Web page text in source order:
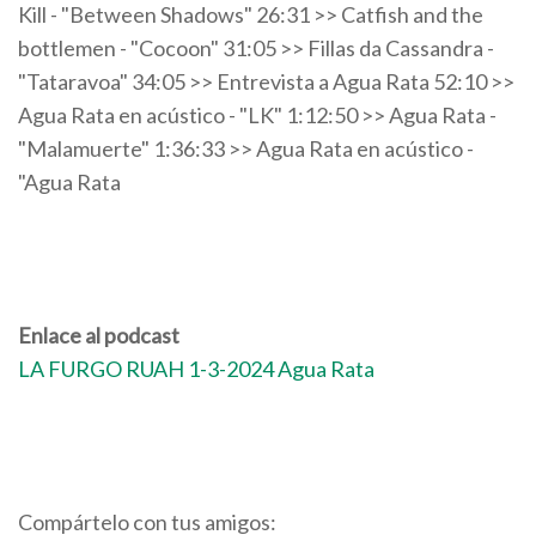
Kill - "Between Shadows" 26:31 >> Catfish and the
bottlemen - "Cocoon" 31:05 >> Fillas da Cassandra -
"Tataravoa" 34:05 >> Entrevista a Agua Rata 52:10 >>
Agua Rata en acústico - "LK" 1:12:50 >> Agua Rata -
"Malamuerte" 1:36:33 >> Agua Rata en acústico -
"Agua Rata
Enlace al podcast
LA FURGO RUAH 1-3-2024 Agua Rata
Compártelo con tus amigos: